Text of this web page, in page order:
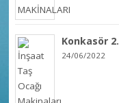
Konkasör
24/06/2022